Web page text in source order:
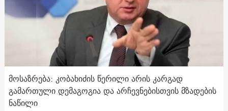
მოსაზრება: კობახიძის წერილი არის კარგად
გამართული დემაგოგია და არჩევნებისთვის მზადების
ნაწილი